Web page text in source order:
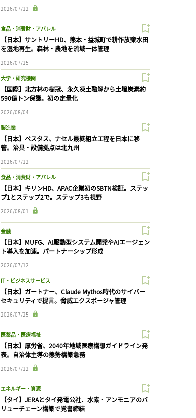
2026/07/12
食品・消費財・アパレル
【日本】サントリーHD、熊本・益城町で耕作放棄水田
を湿地再生。森林・農地を流域一体管理
2026/07/15
大学・研究機関
【国際】北方林の樹冠、永久凍土融解から土壌炭素約
590億トン保護。初の定量化
2026/08/04
製造業
【日本】ベスタス、ナセル最終組立工程を日本に移
管。治具・設備拠点は北九州
2026/07/12
食品・消費財・アパレル
【日本】キリンHD、APAC企業初のSBTN検証。ステッ
プ1とステップ2で。ステップ3も視野
2026/08/01
金融
【日本】MUFG、AI駆動型システム開発やAIエージェン
ト導入を加速。パートナーシップ形成
2026/07/12
IT・ビジネスサービス
【日本】ガートナー、Claude Mythos時代のサイバー
セキュリティで提言。脅威エクスポージャ管理
2026/07/25
医薬品・医療福祉
【日本】厚労省、2040年地域医療構想ガイドライン発
表。自治体主導の態勢構築急務
2026/07/12
エネルギー・資源
【タイ】JERAとタイ発電公社、水素・アンモニアのバ
リューチェーン構築で覚書締結